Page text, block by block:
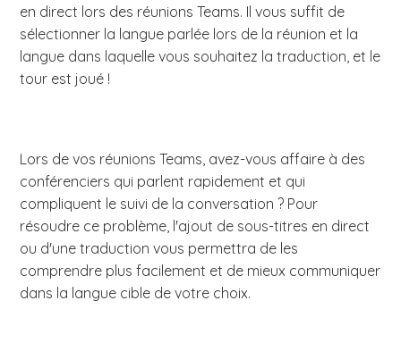
en direct lors des réunions Teams. Il vous suffit de
sélectionner la langue parlée lors de la réunion et la
langue dans laquelle vous souhaitez la traduction, et le
tour est joué !
Lors de vos réunions Teams, avez-vous affaire à des
conférenciers qui parlent rapidement et qui
compliquent le suivi de la conversation ? Pour
résoudre ce problème, l'ajout de sous-titres en direct
ou d'une traduction vous permettra de les
comprendre plus facilement et de mieux communiquer
dans la langue cible de votre choix.